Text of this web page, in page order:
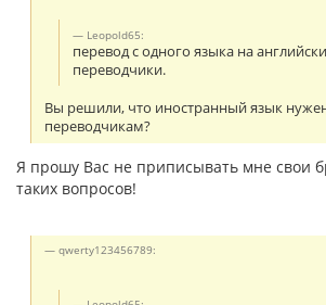
Leopold65:
перевод с одного языка на
переводчики.
Вы решили, что иностранный язык
переводчикам?
Я прошу Вас не приписывать мне свои
таких вопросов!
qwerty123456789: